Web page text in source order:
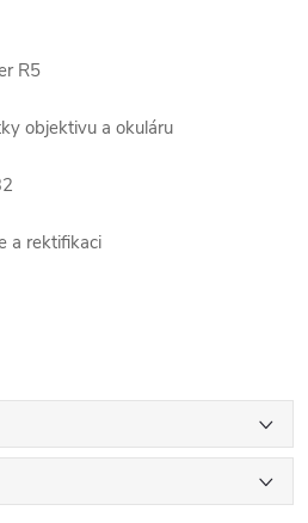
R5
objektivu a okuláru
a rektifikaci